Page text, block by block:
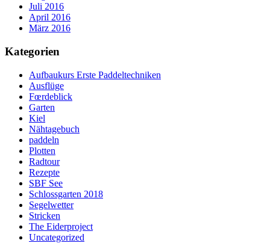
Juli 2016
April 2016
März 2016
Kategorien
Aufbaukurs Erste Paddeltechniken
Ausflüge
Fœrdeblick
Garten
Kiel
Nähtagebuch
paddeln
Plotten
Radtour
Rezepte
SBF See
Schlossgarten 2018
Segelwetter
Stricken
The Eiderproject
Uncategorized